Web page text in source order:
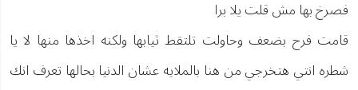
فصرخ بها مش قلت يلا برا
قامت فرح بضعف وحاولت تلتقط ثيابها ولكنه اخذها منها لا يا
شطره انتي هتخرجي من هنا بالملايه عشان الدنيا بحالها تعرف انك